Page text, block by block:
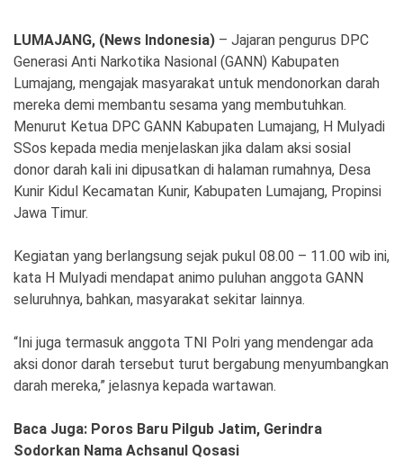
Teknologi
SosBud
Sosial Budaya
Wisata
Indeks Birokrasi
LUMAJANG, (News Indonesia) – Jajaran pengurus DPC
Generasi Anti Narkotika Nasional (GANN) Kabupaten
Lumajang, mengajak masyarakat untuk mendonorkan darah
mereka demi membantu sesama yang membutuhkan.
Menurut Ketua DPC GANN Kabupaten Lumajang, H Mulyadi
SSos kepada media menjelaskan jika dalam aksi sosial
donor darah kali ini dipusatkan di halaman rumahnya, Desa
Kunir Kidul Kecamatan Kunir, Kabupaten Lumajang, Propinsi
Jawa Timur.
Kegiatan yang berlangsung sejak pukul 08.00 – 11.00 wib ini,
kata H Mulyadi mendapat animo puluhan anggota GANN
seluruhnya, bahkan, masyarakat sekitar lainnya.
“Ini juga termasuk anggota TNI Polri yang mendengar ada
aksi donor darah tersebut turut bergabung menyumbangkan
darah mereka,” jelasnya kepada wartawan.
Baca Juga: Poros Baru Pilgub Jatim, Gerindra
Sodorkan Nama Achsanul Qosasi